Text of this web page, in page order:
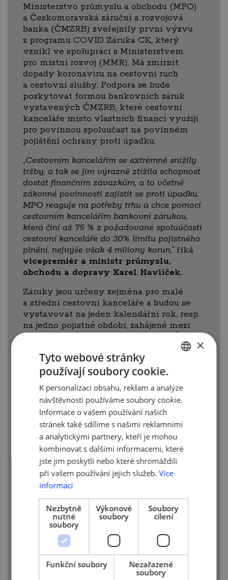
Ministerstvo průmyslu a obchodu (MPO)
a Českomoravská záruční a rozvojová
banka (ČMZRB) zveřejnily první výzvu
z programu COVID Záruka CK, který
vznikl ve spolupráci s Ministerstvem
pro místní rozvoj (MMR). Má zmírnit
dopady koronaviru na cestovní ruch
a cestovní služby. Podpora se bude
poskytovat formou bankovních záruk
vystavených ČMZRB, které cestovní
kanceláře místo vlastních financí využijí
pro povinnou spoluúčast na povinném
pojištění ochrany proti úpadku.
„Cestovním kancelářím se extrémně snížily
tržby, a tak se jim výrazně ztížila schopnost
dostát finančním závazkům, a to včetně
zákonné povinnosti zajistit se proti úpadku.
MPO reaguje na potřeby trhu a chce pomoci
cestovním kancelářím bankovní zárukou,
která činí až 75 % z požadované spoluúčasti
cestovní kanceláře do 30% limitu pojistného
plnění, nejvýše však 4 miliony korun,“říká
vicepremiér a ministr průmyslu,
obchodu a dopravy Karel Havlíček.
Záruky jsou určeny zejména pro malé
a střední cestovní kanceláře a budou se
vystavovat na jeden kalendářní rok, resp.
na jedno pojistné období, zahájené mezi
1. říjnem 2020 a 31. prosincem 2021.
„Žádosti
o podporu budeme přijímat od 1. března 2021
prostřednictvím naší
E-Podatelny,“říkágenerální ředitel
ČMZRB Jiří Jirásek
a dodává:
informacek programu, žádost a videonávod,
jak o podporu zažádat, budou včas
zveřejněny na našich webových stránkách.“
Program COVID Záruka CK byl projednán
s Asociací českých cestovních kanceláří
a agentur, Českou unií cestovního ruchu
a Českou asociací pojišťoven. Žádat
o podporu budou moct také společnosti,
které dříve působily jako cestovní
kanceláře, ale v době od 12. 3. 2020 se
z nich musely stát cestovní agentury.
„Cestovní kancelář dosáhne na zákonné
pojištění prostřednictvím záruky, zůstanou jí
vlastní zdroje, které bude moci využít
na další činnost, a bude tak moci dál
poskytovat cestovní služby,“říkánáměstek
ENGLISH
×
Tyto webové stránky
používají soubory cookie.
K personalizaci obsahu, reklam a analýze
návštěvnosti používáme soubory cookie.
Informace o vašem používání našich
stránek také sdílíme s našimi reklamními
a analytickými partnery, kteří je mohou
kombinovat s dalšími informacemi, které
jste jim poskytli nebo které shromáždili
při vašem používání jejich služeb. Více
informací
Nezbytně
nutné
soubory
Výkonové
soubory
Soubory
cílení
Funkční soubory
Nezařazené
soubory